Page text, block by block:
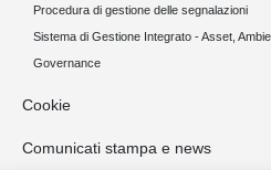
Procedura di gestione delle segnalazioni
Sistema di Gestione Integrato - Asset,
Governance
Cookie
Comunicati stampa e news